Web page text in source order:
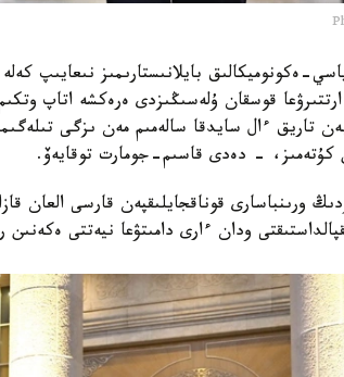
ەكونوميكالىق بايلانىستارىمىز نىعايىپ
ارتتىرۋعا قوسقان ۇلەسىڭىزدى ەرەكشە اتاپ
تاريق ءال سايدقا سالەمىم مەن ىزگى
كۇتەمىز، - دەدى قاسىم-جومارت توقايەۆ.
ورىنباسارى قوناقجايلىقپەن قارسى العان
ودان ءارى دامىتۋعا نيەتتى ەكەنىن